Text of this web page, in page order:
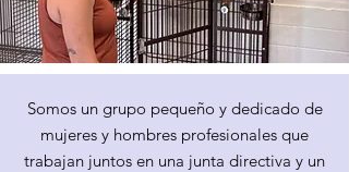
Somos un grupo pequeño y dedicado de
mujeres y hombres profesionales que
trabajan juntos en una junta directiva y un